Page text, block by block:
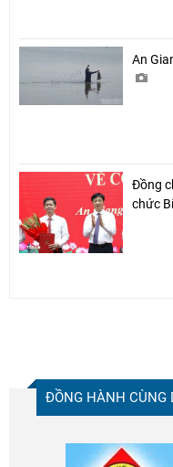
An
Đồng
chức
ĐỒNG HÀNH CÙNG